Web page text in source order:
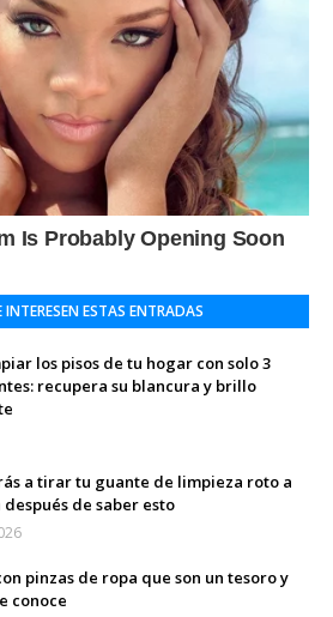
INTERESEN ESTAS ENTRADAS
los pisos de tu hogar con solo 3
recupera su blancura y brillo
a tirar tu guante de limpieza roto a
después de saber esto
pinzas de ropa que son un tesoro y
conoce